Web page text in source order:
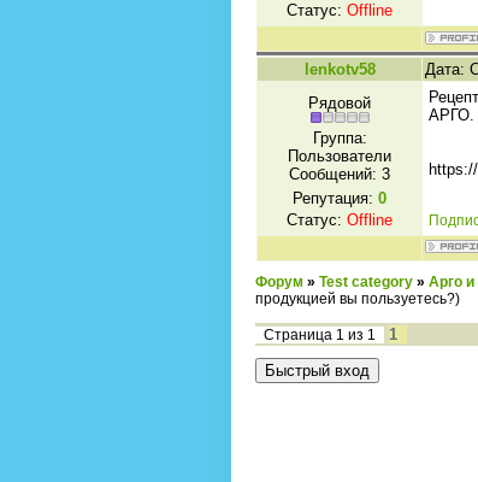
Статус: Offline
lenkotv58 Дата:
Рядовой
Группа:
Пользователи
Сообщений: 3
Репутация: 0
Статус: Offline
АРГО.
Форум » Test category » Арго
продукцией вы пользуетесь?)
Страница 1 из 1
1